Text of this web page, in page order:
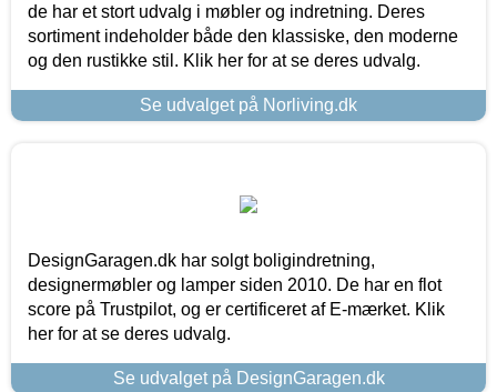
de har et stort udvalg i møbler og indretning. Deres
sortiment indeholder både den klassiske, den moderne
og den rustikke stil. Klik her for at se deres udvalg.
Se udvalget på Norliving.dk
DesignGaragen.dk har solgt boligindretning,
designermøbler og lamper siden 2010. De har en flot
score på Trustpilot, og er certificeret af E-mærket. Klik
her for at se deres udvalg.
Se udvalget på DesignGaragen.dk